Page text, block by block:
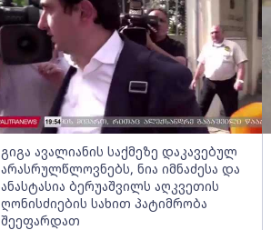
გიგა ავალიანის საქმეზე დაკავებულ
არასრულწლოვნებს, ნია იმნაძესა და
ანასტასია ბერუაშვილს აღკვეთის
ღონისძიების სახით პატიმრობა
შეეფარდათ